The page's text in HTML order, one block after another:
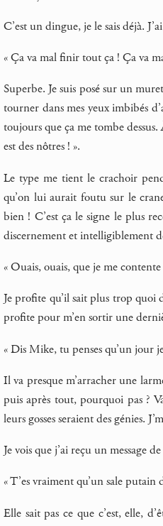
C’est un dingue, je le sais déjà.
« Ça va mal finir tout ça ! Ça va
Superbe. Je suis posé sur un
tourner dans mes yeux imbibés
toujours que ça me tombe
est des nôtres ! ».
Le type me tient le crachoir
qu’on lui aurait foutu sur le
bien ! C’est ça le signe le plus
discernement et intelligiblement
« Ouais, ouais, que je me
Je profite qu’il sait plus trop quoi
profite pour m’en sortir une
« Dis Mike, tu penses qu’un jour
Il va presque m’arracher une
puis après tout, pourquoi pas ?
leurs gosses seraient des génies.
Je vois que j’ai reçu un message
« T’es vraiment qu’un sale putain
Elle sait pas ce que c’est, elle,